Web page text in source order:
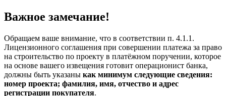
Важное замечание!
Обращаем ваше внимание, что в соответствии п. 4.1.1.
Лицензионного соглашения при совершении платежа за право
на строительство по проекту в платёжном поручении, которое
на основе вашего извещения готовит операционист банка,
должны быть указаны как минимум следующие сведения:
номер проекта; фамилия, имя, отчество и адрес
регистрации покупателя.